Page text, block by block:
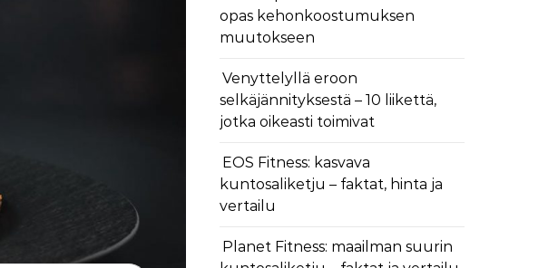
opas kehonkoostumuksen
muutokseen
Venyttelyllä eroon
selkäjännityksestä – 10 liikettä,
jotka oikeasti toimivat
EOS Fitness: kasvava
kuntosaliketju – faktat, hinta ja
vertailu
Planet Fitness: maailman suurin